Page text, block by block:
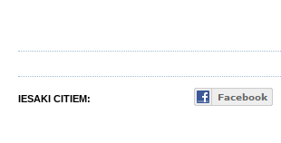
IESAKI CITIEM: